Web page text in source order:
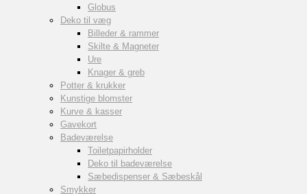
Globus
Deko til væg
Billeder & rammer
Skilte & Magneter
Ure
Knager & greb
Potter & krukker
Kunstige blomster
Kurve & kasser
Gavekort
Badeværelse
Toiletpapirholder
Deko til badeværelse
Sæbedispenser & Sæbeskål
Smykker